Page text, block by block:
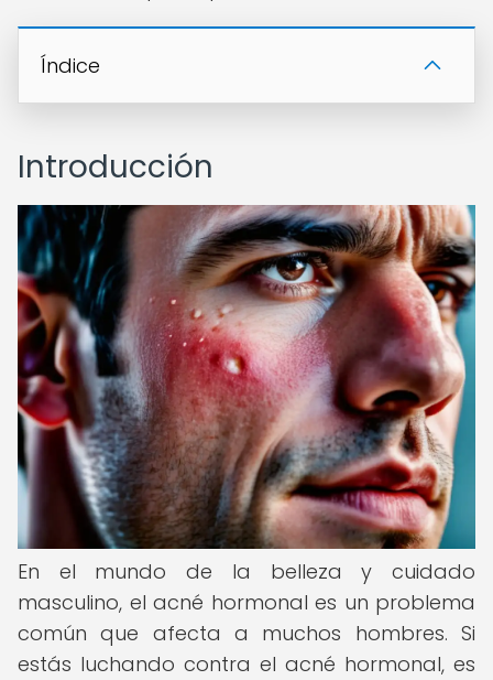
Índice
Introducción
En el mundo de la belleza y cuidado
masculino, el acné hormonal es un problema
común que afecta a muchos hombres. Si
estás luchando contra el acné hormonal, es